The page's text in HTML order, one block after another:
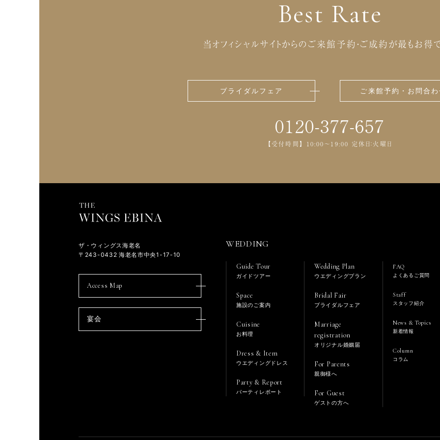
当社は、前項の利用目的を達成するため、あらかじめ覚書を締結している企業にお客様の個人情
当社は、本人が自己の個人情報に対し、利用目的の通知、開示、訂正、削除を求めた時は本人確
やかにこれに応じます。また訂正又は削除を行う場合は可能な範囲内で、当該個人情報の本人に通
①当該個人情報の存否が明らかになることによって、本人または第三者の生命、身体または財産
②当該個人情報の存否が明らかになることによって、違法または不当な行為を助長し、または誘発
③当該個人情報の存否が明らかになることによって、国の安全が害される恐れ、他国もしくは国
お客様が当社に個人情報を提出するかどうかは、お客様の任意によるものです。ただし、当社は、
ができなかった場合、充分なサービスが提供できない可能性があります。
○直接書面以外での個人情報を取得する場合
当社は、直接書面以外で個人情報を取得する場合、お客様各位に都度その旨を通知し、同意を取得
個人情報の取り扱いに関するお問い合せ先
業務支援部 総務課 電話 0463-22-1233 E-mail soumu@sunlife.jp
受付時間 午前10時～午後 5時（土曜日、日曜日、祝日・年末年始を除く
Best Rate
当オフィシャルサイトからのご来館予約・ご成約が最もお得
ブライダルフェア ご来館予約・お問合わ
0120-377-657
【受付時間】 10:00～19:00 定休日：火曜日
ザ・ウィングス海老名
〒243-0432 海老名市中央1-17-10
Access Map
宴会
WEDDING
Guide Tour
ガイドツアー
Space
施設のご案内
Cuisine
お料理
Dress & Item
ウエディングドレス
Party & Report
パーティレポート
Wedding Plan
ウエディングプラン
Bridal Fair
ブライダルフェア
Marriage
registration
オリジナル婚姻届
For Parents
親御様へ
For Guest
ゲストの方へ
FAQ
よくあるご質問
Staff
スタッフ紹介
News & Topics
新着情報
Column
コラム